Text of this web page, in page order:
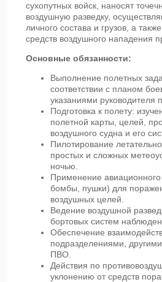
сухопутных войск, наносят
воздушную разведку,
личного состава и грузов, а
средств воздушного нападения
Основные обязанности:
Выполнение полетных
соответствии с планом
указаниями руководителя
Подготовка к полету:
полетной карты, целей,
воздушного судна и его
Пилотирование
простых и сложных
ночью.
Применение авиационного
бомбы, пушки) для
воздушных целей.
Ведение воздушной
бортовых систем
Обеспечение
подразделениями,
ПВО.
Действия по
уклонению от средств